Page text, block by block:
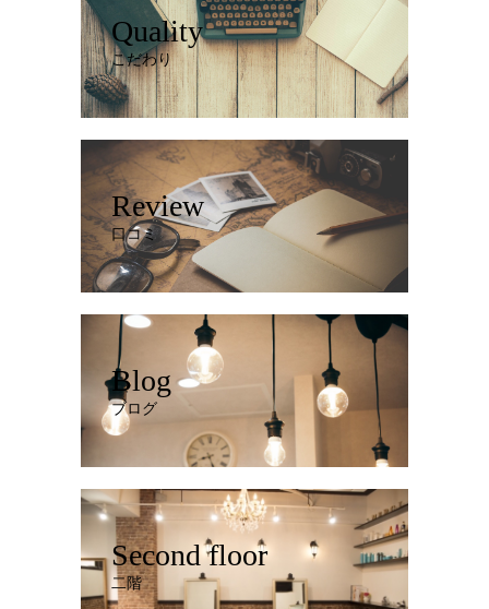
Quality
こだわり
Review
口コミ
Blog
ブログ
Second floor
二階